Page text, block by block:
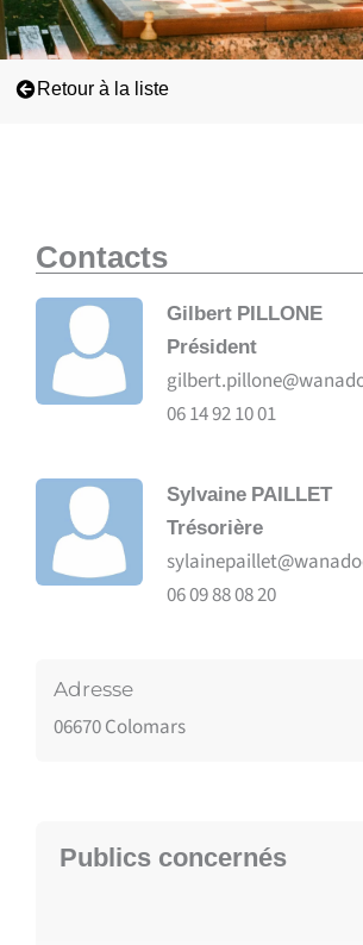
Retour à la liste
Contacts
Gilbert PILLONE
Président
06 14 92 10 01
Sylvaine PAILLET
Trésorière
06 09 88 08 20
Adresse
06670 Colomars
Publics concernés